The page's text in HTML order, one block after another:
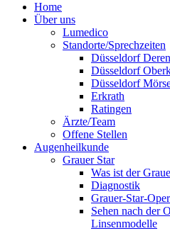
Home
Über uns
Lumedico
Standorte/Sprechzeiten
Düsseldorf
Düsseldorf
Düsseldorf
Erkrath
Ratingen
Ärzte/Team
Offene Stellen
Augenheilkunde
Grauer Star
Was ist der
Diagnostik
Grauer-Star-
Sehen nach der
Linsenmodelle